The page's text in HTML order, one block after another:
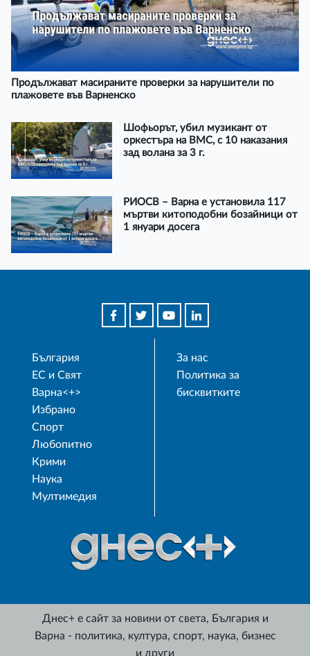
Продължават масираните проверки за нарушители по
плажовете във Варненско
Шофьорът, убил музикант от
оркестъра на ВМС, с 10 наказания
зад волана за 3 г.
РИОСВ – Варна е установила 117
мъртви китоподобни бозайници от
1 януари досега
България
ЕС и Свят
Варна<+>
Избрано
Спорт
Любопитно
Крими
Наука
Мултимедия
За нас
Политика за
бисквитките
Днес+ е сайт за новини от света, България и
Варна - политика, култура, спорт, наука, бизнес
и други